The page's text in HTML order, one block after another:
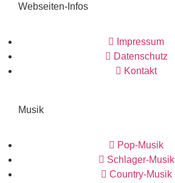
Webseiten-Infos
Impressum
Datenschutz
Kontakt
Musik
Pop-Musik
Schlager-Musik
Country-Musik